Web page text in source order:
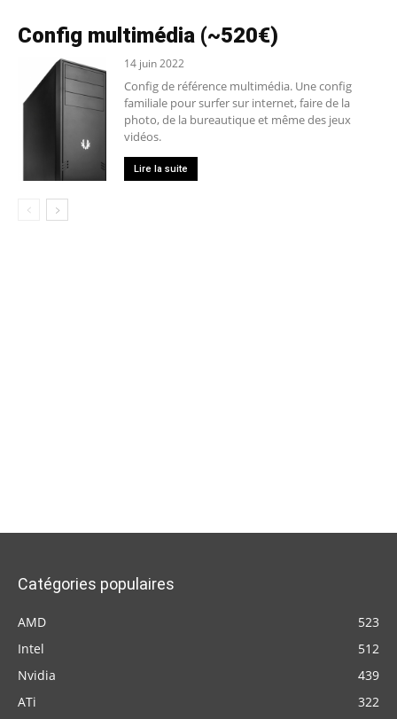
Config multimédia (~520€)
14 juin 2022
Config de référence multimédia. Une config
familiale pour surfer sur internet, faire de la
photo, de la bureautique et même des jeux
vidéos.
Lire la suite
Catégories populaires
AMD
523
Intel
512
Nvidia
439
ATi
322